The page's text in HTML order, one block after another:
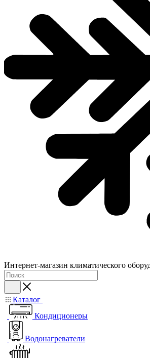
Интернет-магазин климатического
Каталог
Кондиционеры
Водонагреватели